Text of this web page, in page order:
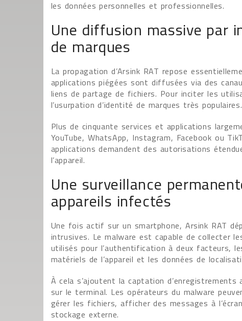
les données personnelles et professionnelles.
Une diffusion massive par
de marques
La propagation d’Arsink RAT repose
applications piégées sont diffusées via des
liens de partage de fichiers. Pour inciter les
l’usurpation d’identité de marques très populaires.
Plus de cinquante services et applications
YouTube, WhatsApp, Instagram, Facebook ou
applications demandent des autorisations
l’appareil.
Une surveillance
appareils infectés
Une fois actif sur un smartphone, Arsink RAT
intrusives. Le malware est capable de collecter
utilisés pour l’authentification à deux facteurs,
matériels de l’appareil et les données de
À cela s’ajoutent la captation
sur le terminal. Les opérateurs du malware
gérer les fichiers, afficher des messages à
stockage externe.